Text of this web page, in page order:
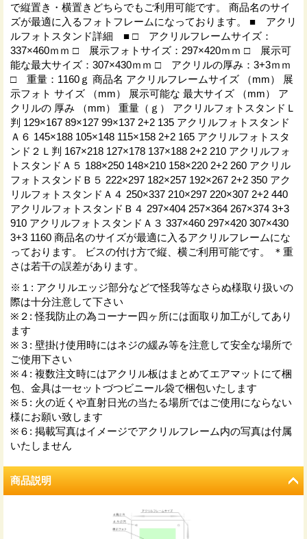
で縦置き・横置きどちらでもご利用可能です。 商品名のサイ
ズが最適に入るフォトフレームになっております。 ■ アクリ
ルフォトスタンド詳細 ■ □ アクリルフレームサイズ：
337×460ｍｍ □ 展示フォトサイズ：297×420ｍｍ □ 展示可
能な最大サイズ：307×430ｍｍ □ アクリルの厚み：3+3ｍｍ
□ 重量：1160ｇ 商品名 アクリルフレームサイズ （mm） 展
示フォト サイズ （mm） 展示可能な 最大サイズ （mm） ア
クリルの 厚み （mm） 重量（ｇ） アクリルフォトスタンドＬ
判 129×167 89×127 99×137 2+2 135 アクリルフォトスタンド
Ａ６ 145×188 105×148 115×158 2+2 165 アクリルフォトスタ
ンド２Ｌ判 167×218 127×178 137×188 2+2 210 アクリルフォ
トスタンドＡ５ 188×250 148×210 158×220 2+2 260 アクリル
フォトスタンドＢ５ 222×297 182×257 192×267 2+2 350 アク
リルフォトスタンドＡ４ 250×337 210×297 220×307 2+2 440
アクリルフォトスタンドＢ４ 297×404 257×364 267×374 3+3
910 アクリルフォトスタンドＡ３ 337×460 297×420 307×430
3+3 1160 商品名のサイズが最適に入るアクリルフレームにな
っております。 ビスの付け方で縦、横ご利用可能です。 ＊重
さは若干の誤差があります。
※１ : アクリルエッジ部分などで怪我等なさらぬ様取り扱いの
際は十分注意して下さい
※２ : 怪我防止の為コーナー四ヶ所には面取り加工がしてあり
ます
※３ : 壁掛け使用時にはネジの緩み等を注意して安全な場所で
ご使用下さい
※４ : 複数注文時にはアクリル板はまとめてエアマットにて梱
包、金具は一セットづつビニール袋で梱包いたします
※５ : 火の近くや直射日光の当たる場所ではご使用にならない
様にお願い致します
※６ : 掲載写真はイメージでアクリルフレーム内の写真は付属
いたしません
商品説明